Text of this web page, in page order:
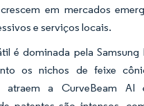
em mercados
e serviços locais.
é dominada pela Samsung
os nichos de feixe
atraem a CurveBeam